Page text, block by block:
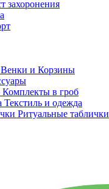
захоронения
Венки и Корзины
Комплекты в гроб
Текстиль и одежда
Ритуальные таблички